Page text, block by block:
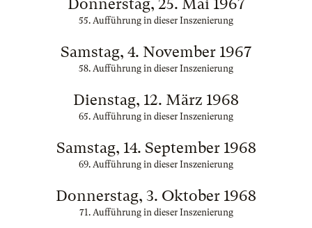
Donnerstag, 25. Mai 1967
55. Aufführung in dieser Inszenierung
Samstag, 4. November 1967
58. Aufführung in dieser Inszenierung
Dienstag, 12. März 1968
65. Aufführung in dieser Inszenierung
Samstag, 14. September 1968
69. Aufführung in dieser Inszenierung
Donnerstag, 3. Oktober 1968
71. Aufführung in dieser Inszenierung